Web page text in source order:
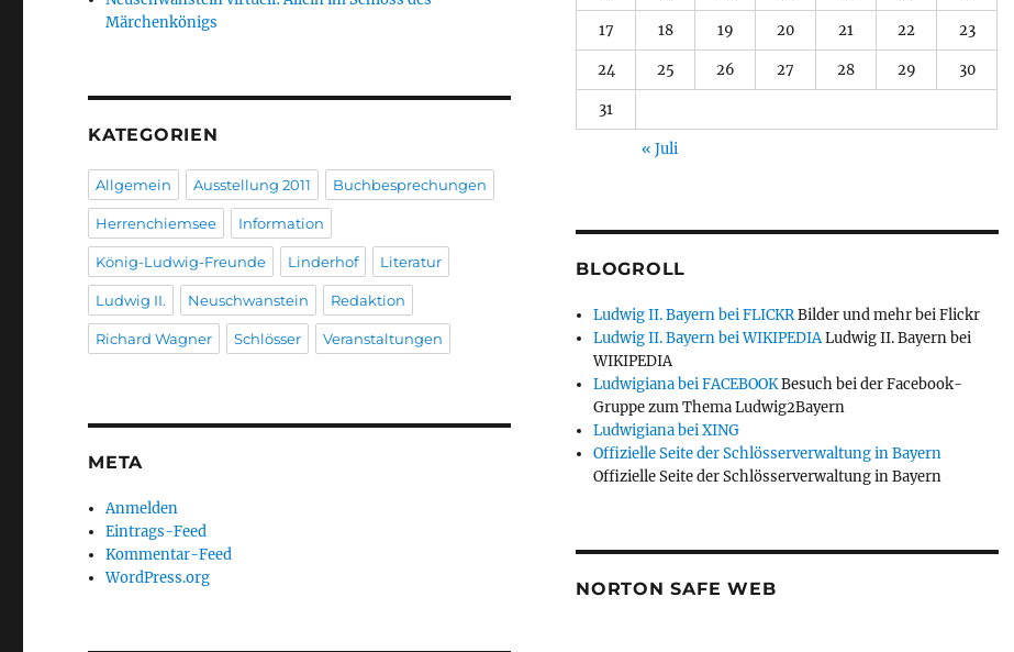
Märchenkönigs
KATEGORIEN
Allgemein Ausstellung 2011 Buchbesprechungen
Herrenchiemsee Information
König-Ludwig-Freunde Linderhof Literatur
Ludwig II. Neuschwanstein Redaktion
Richard Wagner Schlösser Veranstaltungen
META
Anmelden
Eintrags-Feed
Kommentar-Feed
WordPress.org
17 18 19 20 21 22 23
24 25 26 27 28 29 30
31
« Juli
BLOGROLL
Ludwig II. Bayern bei FLICKRBilder und mehr bei Flickr
Ludwig II. Bayern bei WIKIPEDIALudwig II. Bayern bei
WIKIPEDIA
Ludwigiana bei FACEBOOKBesuch bei der Facebook-
Gruppe zum Thema Ludwig2Bayern
Ludwigiana bei XING
Offizielle Seite der Schlösserverwaltung in Bayern
Offizielle Seite der Schlösserverwaltung in Bayern
NORTON SAFE WEB